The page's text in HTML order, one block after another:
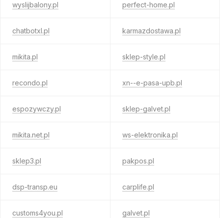
wyslijbalony.pl perfect-home.pl
chatbotxl.pl karmazdostawa.pl
mikita.pl sklep-style.pl
recondo.pl xn--e-pasa-upb.pl
espozywczy.pl sklep-galvet.pl
mikita.net.pl ws-elektronika.pl
sklep3.pl pakpos.pl
dsp-transp.eu carplife.pl
customs4you.pl galvet.pl